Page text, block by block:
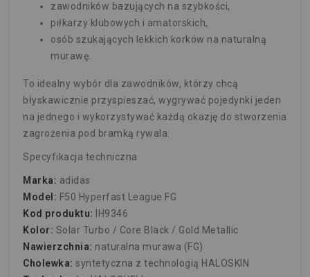
zawodników bazujących na szybkości,
piłkarzy klubowych i amatorskich,
osób szukających lekkich korków na naturalną
murawę.
To idealny wybór dla zawodników, którzy chcą
błyskawicznie przyspieszać, wygrywać pojedynki jeden
na jednego i wykorzystywać każdą okazję do stworzenia
zagrożenia pod bramką rywala.
Specyfikacja techniczna
Marka: adidas
Model: F50 Hyperfast League FG
Kod produktu: IH9346
Kolor: Solar Turbo / Core Black / Gold Metallic
Nawierzchnia: naturalna murawa (FG)
Cholewka: syntetyczna z technologią HALOSKIN